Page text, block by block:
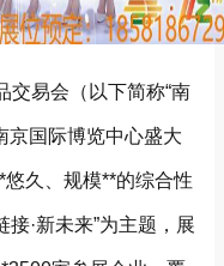
交易会（以下简称“南
京国际博览中心盛大
久、规模**的综合性
接·新未来”为主题，展